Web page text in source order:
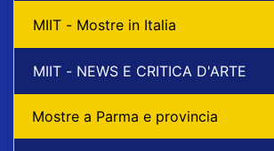
MIIT - Mostre in Italia
MIIT - NEWS E CRITICA D'ARTE
Mostre a Parma e provincia